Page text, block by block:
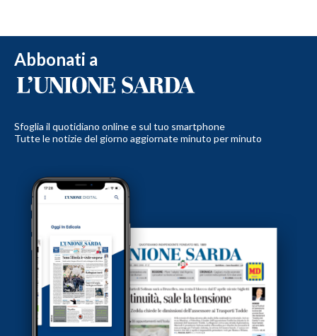
Abbonati a
Sfoglia il quotidiano online e sul tuo smartphone
Tutte le notizie del giorno aggiornate minuto per minuto